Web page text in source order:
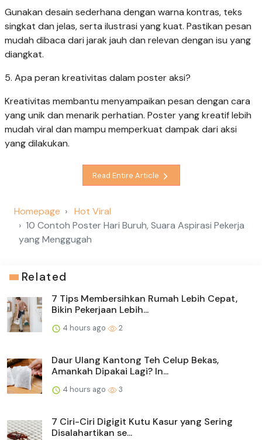
Gunakan desain sederhana dengan warna kontras, teks
singkat dan jelas, serta ilustrasi yang kuat. Pastikan pesan
mudah dibaca dari jarak jauh dan relevan dengan isu yang
diangkat.
5. Apa peran kreativitas dalam poster aksi?
Kreativitas membantu menyampaikan pesan dengan cara
yang unik dan menarik perhatian. Poster yang kreatif lebih
mudah viral dan mampu memperkuat dampak dari aksi
yang dilakukan.
Read Entire Article
Homepage
Hot Viral
10 Contoh Poster Hari Buruh, Suara Aspirasi Pekerja
yang Menggugah
Related
7 Tips Membersihkan Rumah Lebih Cepat,
Bikin Pekerjaan Lebih...
4 hours ago 2
Daur Ulang Kantong Teh Celup Bekas,
Amankah Dipakai Lagi? In...
4 hours ago 3
7 Ciri-Ciri Digigit Kutu Kasur yang Sering
Disalahartikan se...